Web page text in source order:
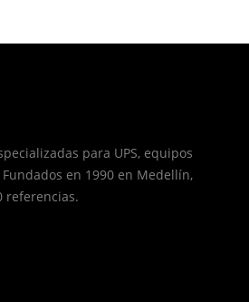
para UPS, equipos
en 1990 en Medellín,
referencias.